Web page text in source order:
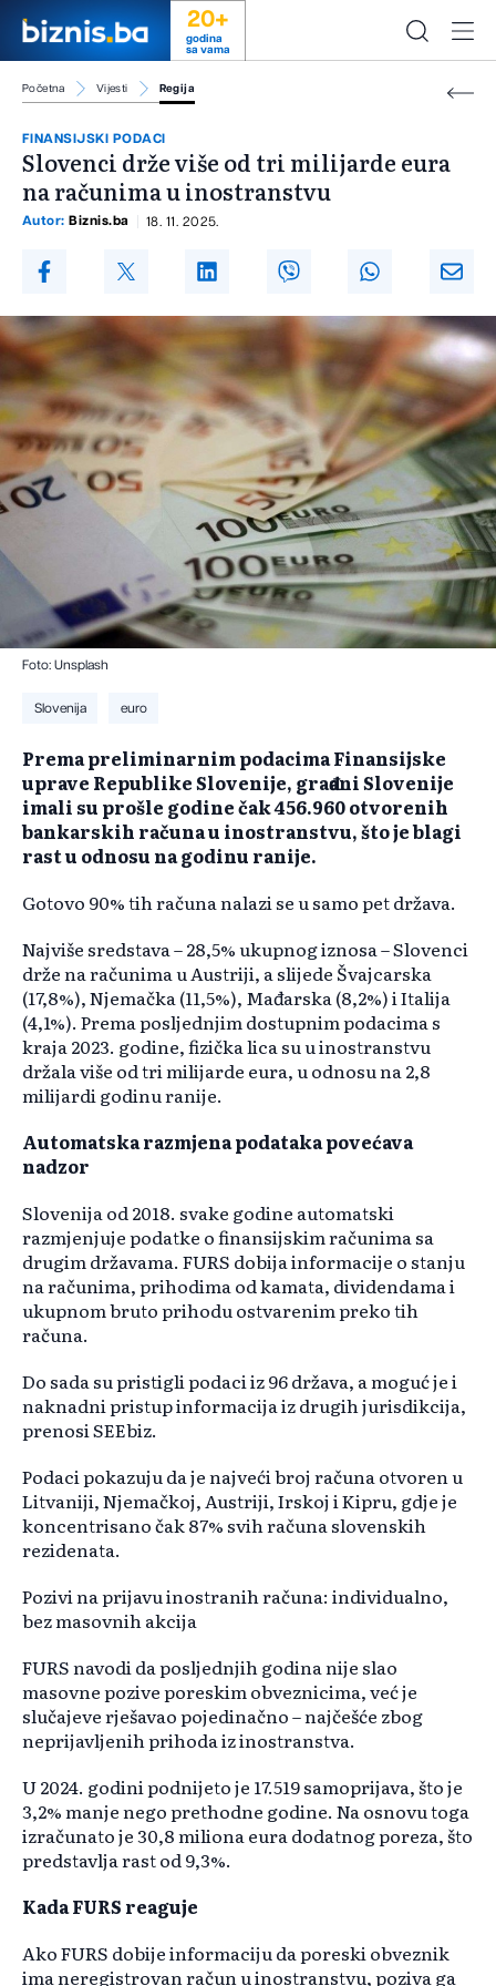
20+
godina
sa vama
Početna Vijesti Regija
FINANSIJSKI PODACI
Slovenci drže više od tri milijarde eura
na računima u inostranstvu
Autor: Biznis.ba 18. 11. 2025.
Foto: Unsplash
Slovenija euro
Prema preliminarnim podacima Finansijske
uprave Republike Slovenije, građani Slovenije
imali su prošle godine čak 456.960 otvorenih
bankarskih računa u inostranstvu, što je blagi
rast u odnosu na godinu ranije.
Gotovo 90% tih računa nalazi se u samo pet država.
Najviše sredstava – 28,5% ukupnog iznosa – Slovenci
drže na računima u Austriji, a slijede Švajcarska
(17,8%), Njemačka (11,5%), Mađarska (8,2%) i Italija
(4,1%). Prema posljednjim dostupnim podacima s
kraja 2023. godine, fizička lica su u inostranstvu
držala više od tri milijarde eura, u odnosu na 2,8
milijardi godinu ranije.
Automatska razmjena podataka povećava
nadzor
Slovenija od 2018. svake godine automatski
razmjenjuje podatke o finansijskim računima sa
drugim državama. FURS dobija informacije o stanju
na računima, prihodima od kamata, dividendama i
ukupnom bruto prihodu ostvarenim preko tih
računa.
Do sada su pristigli podaci iz 96 država, a moguć je i
naknadni pristup informacija iz drugih jurisdikcija,
prenosi SEEbiz.
Podaci pokazuju da je najveći broj računa otvoren u
Litvaniji, Njemačkoj, Austriji, Irskoj i Kipru, gdje je
koncentrisano čak 87% svih računa slovenskih
rezidenata.
Pozivi na prijavu inostranih računa: individualno,
bez masovnih akcija
FURS navodi da posljednjih godina nije slao
masovne pozive poreskim obveznicima, već je
slučajeve rješavao pojedinačno – najčešće zbog
neprijavljenih prihoda iz inostranstva.
U 2024. godini podnijeto je 17.519 samoprijava, što je
3,2% manje nego prethodne godine. Na osnovu toga
izračunato je 30,8 miliona eura dodatnog poreza, što
predstavlja rast od 9,3%.
Kada FURS reaguje
Ako FURS dobije informaciju da poreski obveznik
ima neregistrovan račun u inostranstvu, poziva ga